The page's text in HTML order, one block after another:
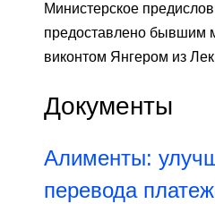
Министерское
предоставлено бывшим
виконтом Янгером из
Документы
Алименты:
перевода